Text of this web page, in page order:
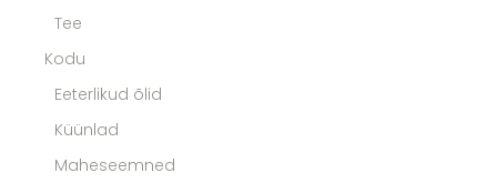
Tee
Kodu
Eeterlikud õlid
Küünlad
Maheseemned